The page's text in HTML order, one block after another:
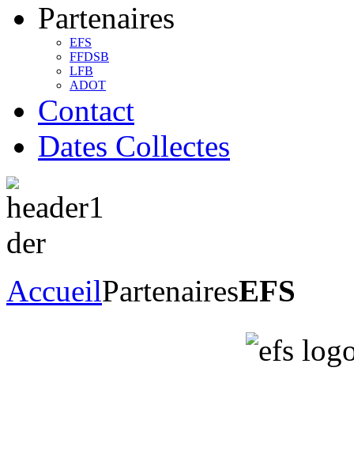
Partenaires
EFS
FFDSB
LFB
ADOT
Contact
Dates Collectes
AccueilPartenairesEFS